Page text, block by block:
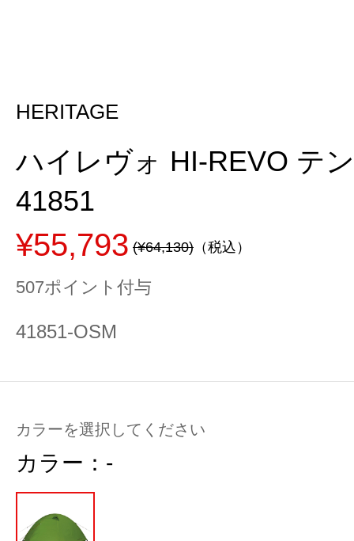
HERITAGE
ハイレヴォ HI-REVO テ
41851
¥55,793 (¥64,130) （税込）
507ポイント付与
41851-OSM
カラーを選択してください
カラー： -